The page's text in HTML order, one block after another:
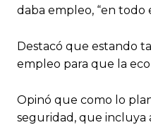
daba empleo, “en
Destacó que estando
empleo para que la
Opinó que como lo
seguridad, que incluya